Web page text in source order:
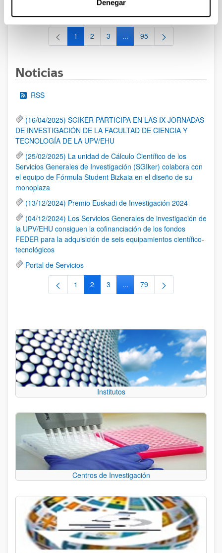
Denegar
al 30/07/2026 (ambos incluídos)
Página
1 Página
2 Página
3 ...Páginas intermedias Use TAB
Página
95
Noticias
RSS
(16/04/2025) SGIKER PARTICIPA EN LAS IX JORNADAS
DE INVESTIGACIÓN DE LA FACULTAD DE CIENCIA Y
TECNOLOGÍA DE LA UPV/EHU
(25/02/2025) La unidad de Cálculo Científico de los
Servicios Generales de Investigación (SGIker) colabora con
el equipo de Fórmula Student Bizkaia en el diseño de su
monoplaza
(13/12/2024) Premio Euskadi de Investigación 2024
(04/12/2024) Los Servicios Generales de investigación de
la UPV/EHU consiguen la cofinanciación de los fondos
FEDER para la adquisición de seis equipamientos científico-
tecnológicos
Portal de Servicios
Página
1 Página
2 Página
3 ...Páginas intermedias Use TAB
Página
79
Institutos
Centros de Investigación